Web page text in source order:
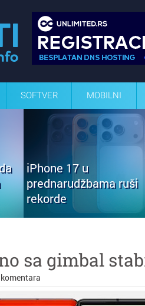
SOFTVER MOBILNI
iPhone 17 u
prednarudžbama ruši
rekorde
sa gimbal